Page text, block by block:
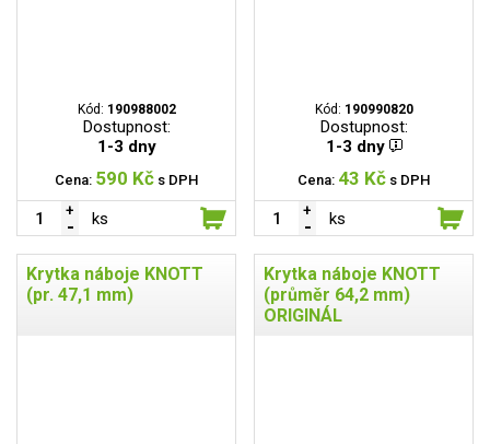
Kód: 190988002
Dostupnost:
1-3 dny
Cena: 590 Kč s DPH
ks
Kód: 190990820
Dostupnost:
1-3 dny
Cena: 43 Kč s DPH
ks
Krytka náboje KNOTT
(pr. 47,1 mm)
Krytka náboje KNOTT
(průměr 64,2 mm)
ORIGINÁL